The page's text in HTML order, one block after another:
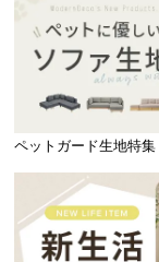
お
支
い
ペットガード生地特集